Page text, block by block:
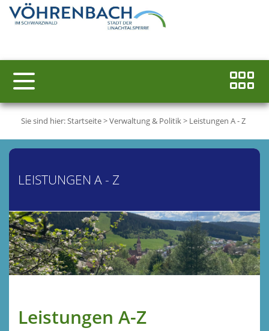
Sie sind hier:Startseite>Verwaltung & Politik> Leistungen A - Z
LEISTUNGEN A - Z
Leistungen A-Z